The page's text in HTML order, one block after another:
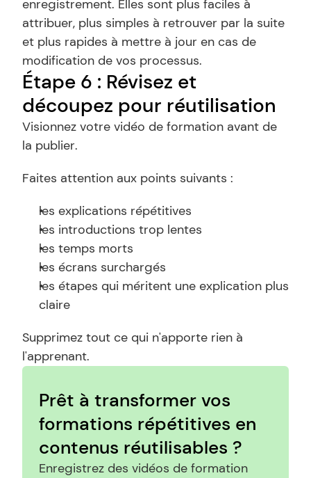
enregistrement. Elles sont plus faciles à
attribuer, plus simples à retrouver par la suite
et plus rapides à mettre à jour en cas de
modification de vos processus.
Étape 6 : Révisez et
découpez pour réutilisation
Visionnez votre vidéo de formation avant de
la publier.
Faites attention aux points suivants :
les explications répétitives
les introductions trop lentes
les temps morts
les écrans surchargés
les étapes qui méritent une explication plus
claire
Supprimez tout ce qui n'apporte rien à
l'apprenant.
Prêt à transformer vos
formations répétitives en
contenus réutilisables ?
Enregistrez des vidéos de formation